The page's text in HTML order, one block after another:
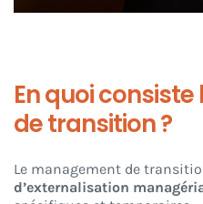
En quoi
de transition ?
Le management de
d’externalisation